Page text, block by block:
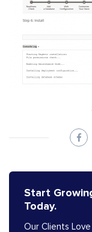
Start
Today.
Our Clients